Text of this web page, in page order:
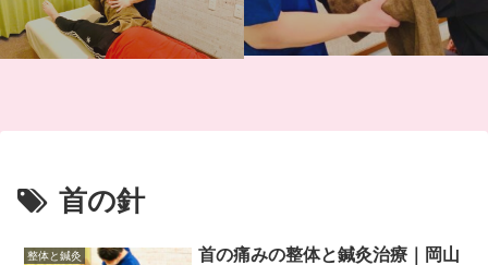
首の針
整体と鍼灸
首の痛みの整体と鍼灸治療｜岡山